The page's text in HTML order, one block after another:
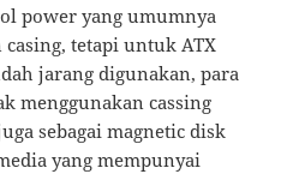
power yang umumnya
tetapi untuk ATX
jarang digunakan, para
menggunakan cassing
sebagai magnetic disk
yang mempunyai